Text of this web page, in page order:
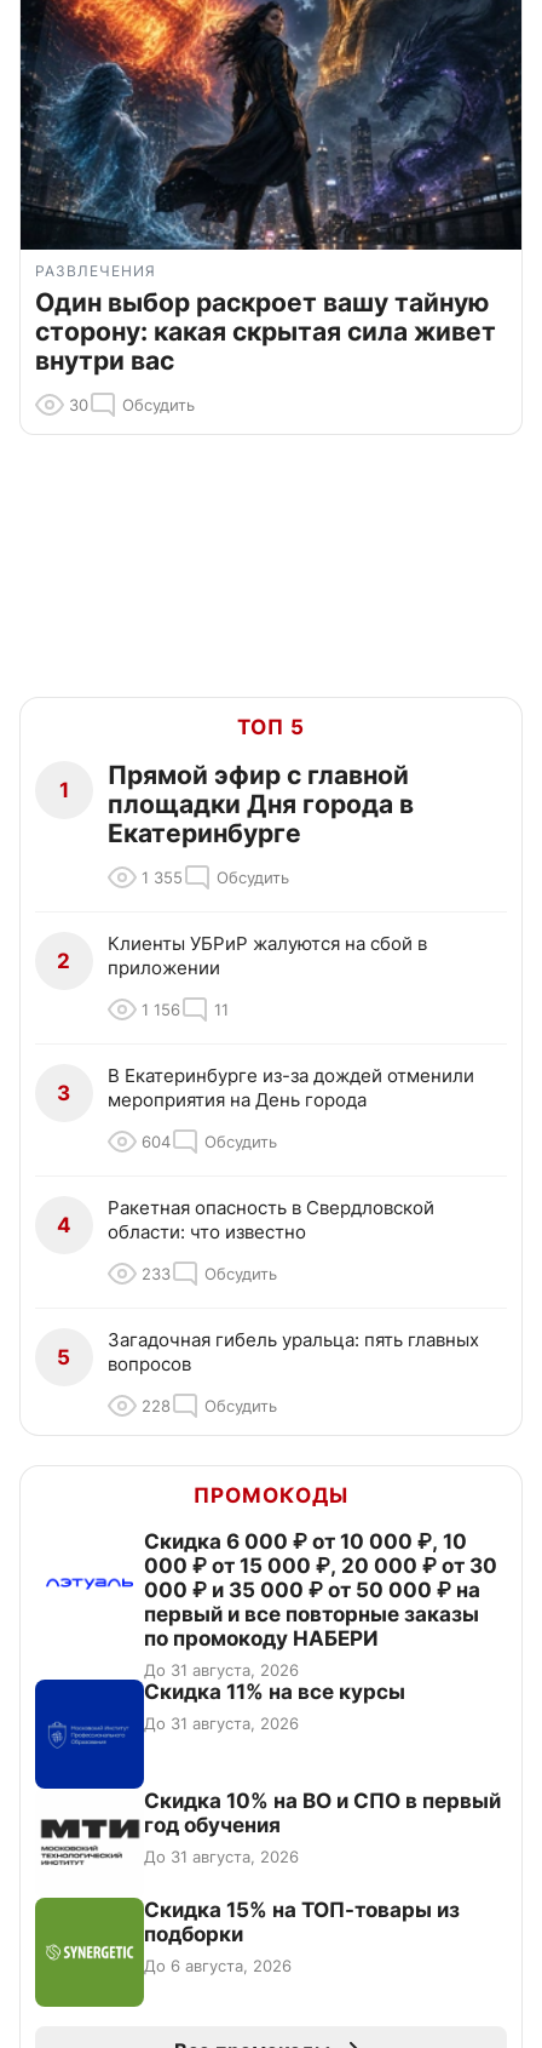
РАЗВЛЕЧЕНИЯ
Один выбор раскроет вашу тайную
сторону: какая скрытая сила живет
внутри вас
30 Обсудить
ТОП 5
1
Прямой эфир с главной
площадки Дня города в
Екатеринбурге
1 355 Обсудить
2
Клиенты УБРиР жалуются на сбой в
приложении
1 156 11
3
В Екатеринбурге из-за дождей отменили
мероприятия на День города
604 Обсудить
4
Ракетная опасность в Свердловской
области: что известно
233 Обсудить
5
Загадочная гибель уральца: пять главных
вопросов
228 Обсудить
ПРОМОКОДЫ
Скидка 6 000 ₽ от 10 000 ₽, 10
000 ₽ от 15 000 ₽, 20 000 ₽ от 30
000 ₽ и 35 000 ₽ от 50 000 ₽ на
первый и все повторные заказы
по промокоду НАБЕРИ
До 31 августа, 2026
Скидка 11% на все курсы
До 31 августа, 2026
Скидка 10% на ВО и СПО в первый
год обучения
До 31 августа, 2026
Скидка 15% на ТОП-товары из
подборки
До 6 августа, 2026